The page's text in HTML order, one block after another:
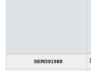
SERO91988